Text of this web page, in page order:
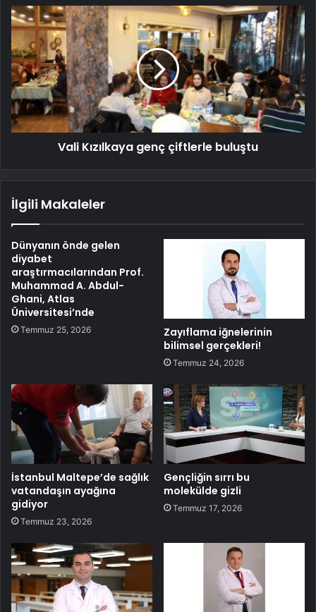
Vali Kızılkaya genç çiftlerle buluştu
İlgili Makaleler
Dünyanın önde gelen
diyabet
araştırmacılarından Prof.
Muhammad A. Abdul-
Ghani, Atlas
Üniversitesi’nde
Temmuz 25, 2026
Zayıflama iğnelerinin
bilimsel gerçekleri!
Temmuz 24, 2026
İstanbul Maltepe’de sağlık
vatandaşın ayağına
gidiyor
Temmuz 23, 2026
Gençliğin sırrı bu
molekülde gizli
Temmuz 17, 2026